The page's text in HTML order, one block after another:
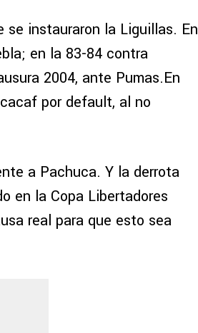
se instauraron la Liguillas. En
en la 83-84 contra
2004, ante Pumas.En
por default, al no
a Pachuca. Y la derrota
en la Copa Libertadores
real para que esto sea